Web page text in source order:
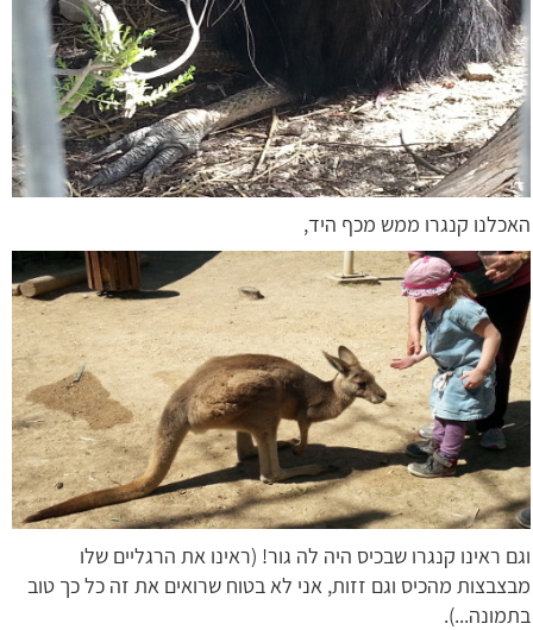
האכלנו קנגרו ממש מכף היד,
וגם ראינו קנגרו שבכיס היה לה גור! (ראינו את הרגליים שלו
מבצבצות מהכיס וגם זזות, אני לא בטוח שרואים את זה כל כך טוב
בתמונה...).